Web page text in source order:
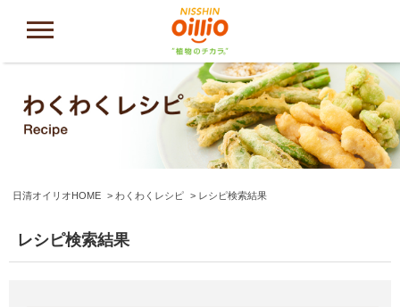
日清オイリオHOME わくわくレシピ レシピ検索結果
レシピ検索結果